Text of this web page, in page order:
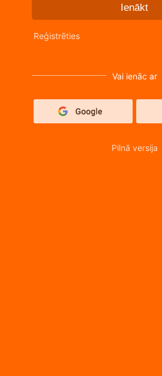
Ienākt
Reģistrēties
Vai ienāc ar
Pilnā versija